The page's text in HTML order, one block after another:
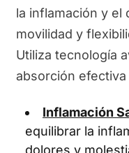
la inflamación y el
movilidad y
Utiliza tecnología
absorción
Inflamación
equilibrar la
dolores y